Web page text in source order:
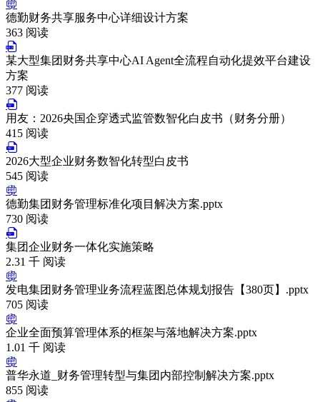
德勤财务共享服务中心详细设计方案
363 阅读
某大型集团财务共享中心AI Agent全流程自动化提效平台建设
方案
377 阅读
用友：2026央国企穿透式监管数智化白皮书（财务分册）
415 阅读
2026大型企业财务数智化转型白皮书
545 阅读
德勤集团财务管理标准化项目解决方案.pptx
730 阅读
集团企业财务一体化实施策略
2.31 千 阅读
发电集团财务管理业务流程蓝图总体规划报告【380页】.pptx
705 阅读
企业全面预算管理体系的框架与落地解决方案.pptx
1.01 千 阅读
普华永道_财务管理转型与集团内部控制解决方案.pptx
855 阅读